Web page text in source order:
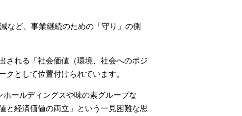
など、事業継続のための「守り」の側
される「社会価値（環境、社会へのポジ
として位置付けられています。
ールディングスや味の素グループな
と経済価値の両立」という一見困難な思